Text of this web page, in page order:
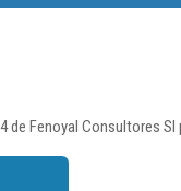
Fenoyal Consultores